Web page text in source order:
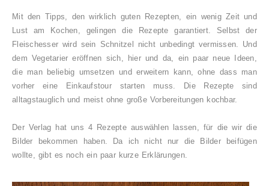
Mit den Tipps, den wirklich guten Rezepten, ein wenig Zeit und
Lust am Kochen, gelingen die Rezepte garantiert. Selbst der
Fleischesser wird sein Schnitzel nicht unbedingt vermissen. Und
dem Vegetarier eröffnen sich, hier und da, ein paar neue Ideen,
die man beliebig umsetzen und erweitern kann, ohne dass man
vorher eine Einkaufstour starten muss. Die Rezepte sind
alltagstauglich und meist ohne große Vorbereitungen kochbar.
Der Verlag hat uns 4 Rezepte auswählen lassen, für die wir die
Bilder bekommen haben. Da ich nicht nur die Bilder beifügen
wollte, gibt es noch ein paar kurze Erklärungen.